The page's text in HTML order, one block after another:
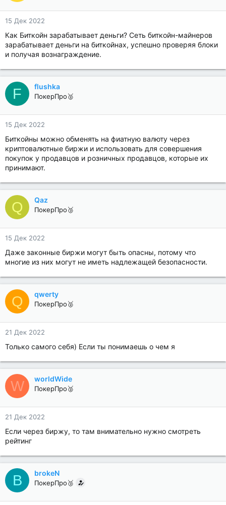
15 Дек 2022
Как Биткойн зарабатывает деньги? Сеть биткойн-майнеров
зарабатывает деньги на биткойнах, успешно проверяя блоки
и получая вознаграждение.
F flushka
ПокерПро🥈
15 Дек 2022
Биткойны можно обменять на фиатную валюту через
криптовалютные биржи и использовать для совершения
покупок у продавцов и розничных продавцов, которые их
принимают.
Q Qaz
ПокерПро🥉
15 Дек 2022
Даже законные биржи могут быть опасны, потому что
многие из них могут не иметь надлежащей безопасности.
Q qwerty
ПокерПро🥈
21 Дек 2022
Только самого себя) Если ты понимаешь о чем я
W worldWide
ПокерПро🥈
21 Дек 2022
Если через биржу, то там внимательно нужно смотреть
рейтинг
B brokeN
ПокерПро🥉